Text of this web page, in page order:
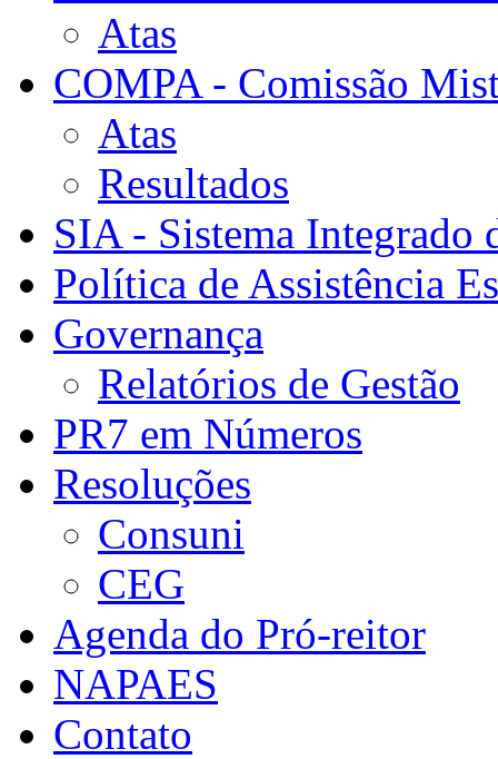
Atas
COMPA - Comissão
Atas
Resultados
SIA - Sistema Integrado
Política de Assistência
Governança
Relatórios de Gestão
PR7 em Números
Resoluções
Consuni
CEG
Agenda do Pró-reitor
NAPAES
Contato